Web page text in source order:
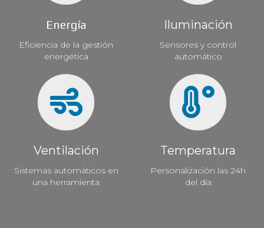
Energía
Eficiencia de la gestión
energética
Iluminación
Sensores y control
automático
Ventilación
Sistemas automáticos en
una herramienta
Temperatura
Personalización las 24h
del día